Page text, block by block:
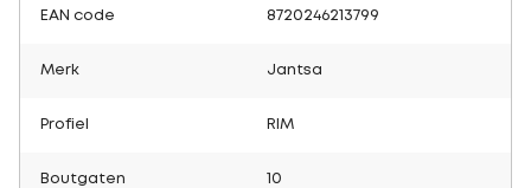
EAN code 8720246213799
Merk Jantsa
Profiel RIM
Boutgaten 10